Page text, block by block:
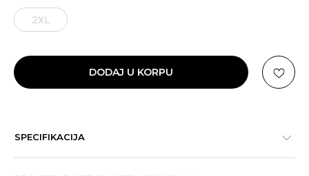
2XL
DODAJ U KORPU
SPECIFIKACIJA